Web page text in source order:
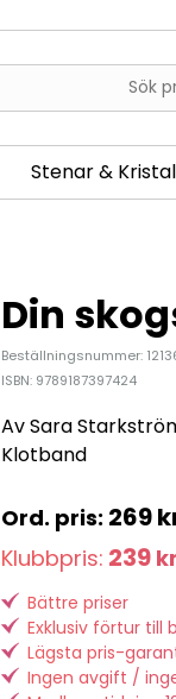
Stenar &
Din
Beställningsnummer:
ISBN: 9789187397424
Av Sara
Klotband
269
Klubbpris: 239 kr
Bättre priser
Exklusiv förtur till
Lägsta pris-
Ingen avgift /